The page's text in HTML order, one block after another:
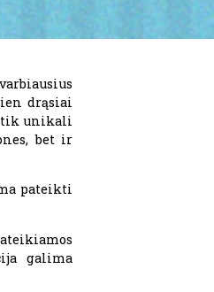
drąsiai
tik unikali
bet ir
pateikti
galima